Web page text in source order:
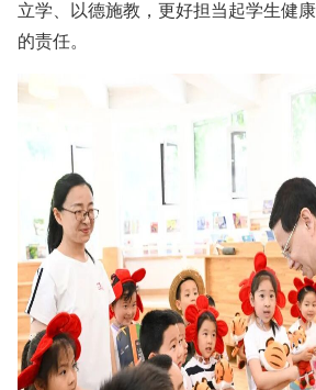
立学、以德施教，更好担当起学生健
的责任。